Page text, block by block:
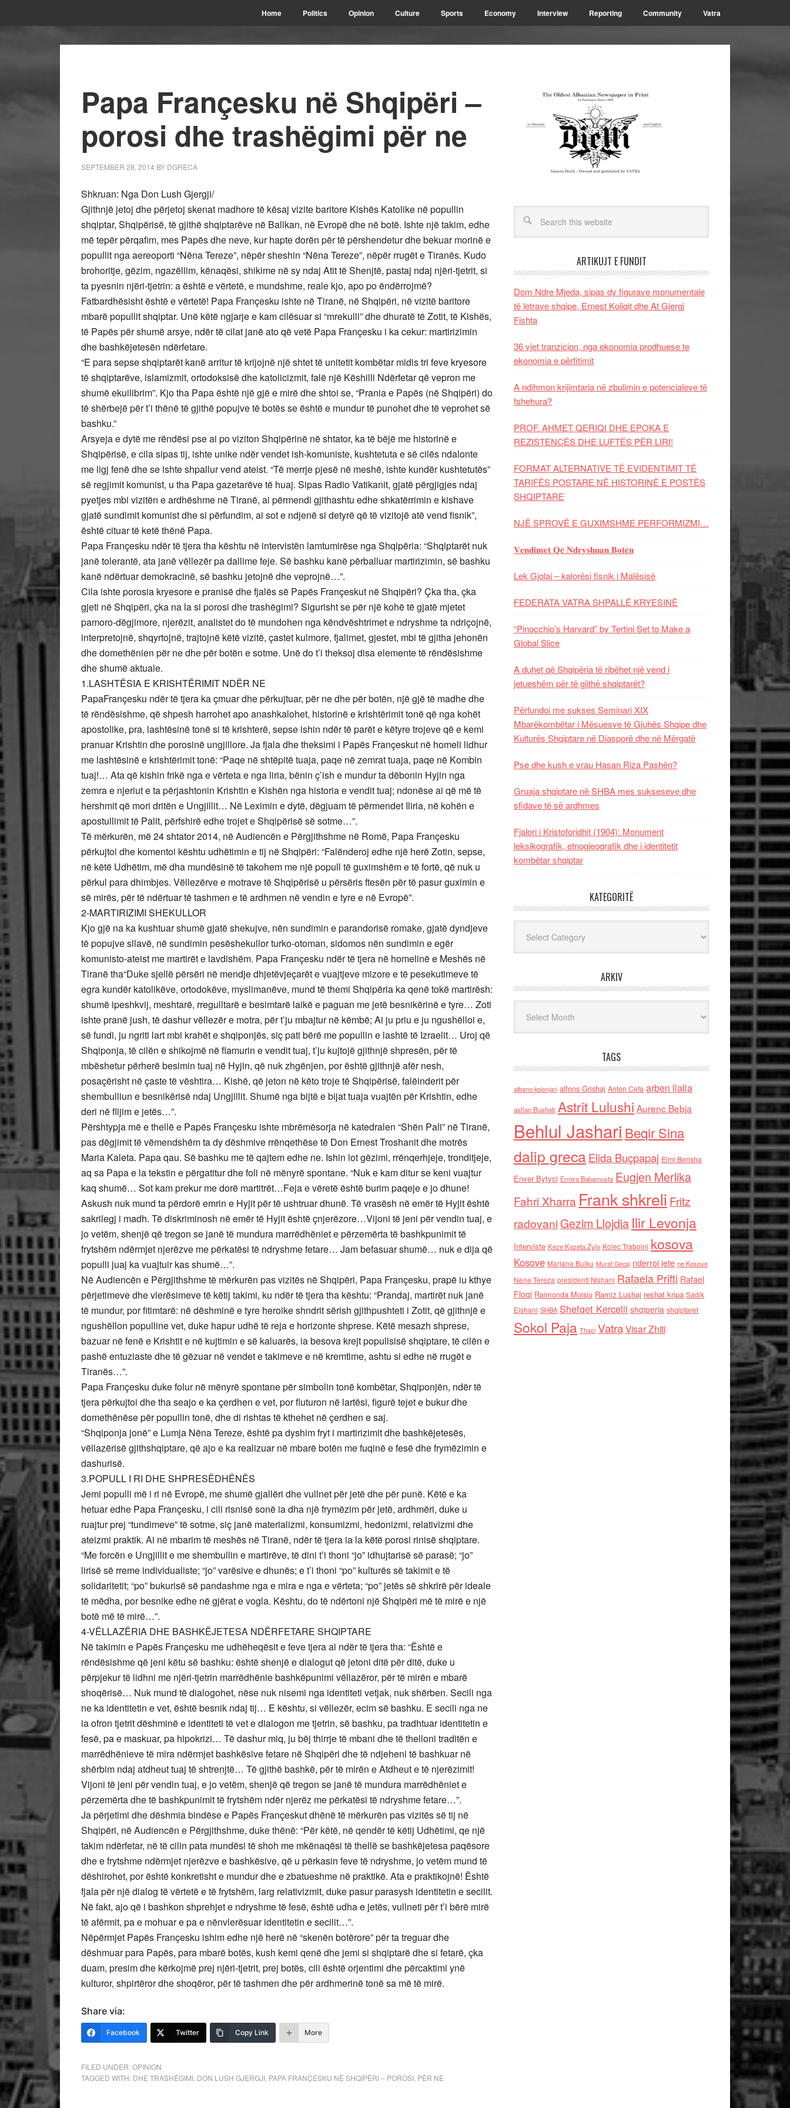
Home Politics Opinion Culture Sports Economy Interview Reporting Community Vatra
Papa Françesku në Shqipëri –
porosi dhe trashëgimi për ne
SEPTEMBER 28, 2014 BY DGRECA
Shkruan: Nga Don Lush Gjergji/
Gjithnjë jetoj dhe përjetoj skenat madhore të kësaj vizite baritore Kishës Katolike në popullin
shqiptar, Shqipërisë, të gjithë shqiptarëve në Ballkan, në Evropë dhe në botë. Ishte një takim, edhe
më tepër përqafim, mes Papës dhe neve, kur hapte dorën për të përshendetur dhe bekuar morinë e
popullit nga aereoporti “Nëna Tereze”, nëpër sheshin “Nëna Tereze”, nëpër rrugët e Tiranës. Kudo
brohoritje, gëzim, ngazëllim, kënaqësi, shikime në sy ndaj Atit të Shenjtë, pastaj ndaj njëri-tjetrit, si
ta pyesnin njëri-tjetrin: a është e vërtetë, e mundshme, reale kjo, apo po ëndërrojmë?
Fatbardhësisht është e vërtetë! Papa Françesku ishte në Tiranë, në Shqipëri, në vizitë baritore
mbarë popullit shqiptar. Unë këtë ngjarje e kam cilësuar si “mrekulli” dhe dhuratë të Zotit, të Kishës,
të Papës për shumë arsye, ndër të cilat janë ato që vetë Papa Françesku i ka cekur: martirizimin
dhe bashkëjetesën ndërfetare.
“E para sepse shqiptarët kanë arritur të krijojnë një shtet të unitetit kombëtar midis tri feve kryesore
të shqiptarëve, islamizmit, ortodoksisë dhe katolicizmit, falë një Këshilli Ndërfetar që vepron me
shumë ekuilibrim”. Kjo tha Papa është një gjë e mirë dhe shtoi se, “Prania e Papës (në Shqipëri) do
të shërbejë për t’i thënë të gjithë popujve të botës se është e mundur të punohet dhe të veprohet së
bashku.”
Arsyeja e dytë me rëndësi pse ai po viziton Shqipërinë në shtator, ka të bëjë me historinë e
Shqipërisë, e cila sipas tij, ishte unike ndër vendet ish-komuniste, kushtetuta e së cilës ndalonte
me ligj fenë dhe se ishte shpallur vend ateist. “Të merrje pjesë në meshë, ishte kundër kushtetutës”
së regjimit komunist, u tha Papa gazetarëve të huaj. Sipas Radio Vatikanit, gjatë përgjigjes ndaj
pyetjes mbi vizitën e ardhëshme në Tiranë, ai përmendi gjithashtu edhe shkatërrimin e kishave
gjatë sundimit komunist dhe si përfundim, ai sot e ndjenë si detyrë që të vizitojë atë vend fisnik”,
është cituar të ketë thënë Papa.
Papa Françesku ndër të tjera tha kështu në intervistën lamtumirëse nga Shqipëria: “Shqiptarët nuk
janë tolerantë, ata janë vëllezër pa dallime feje. Së bashku kanë përballuar martirizimin, së bashku
kanë ndërtuar demokracinë, së bashku jetojnë dhe veprojnë…”.
Cila ishte porosia kryesore e pranisë dhe fjalës së Papës Françeskut në Shqipëri? Çka tha, çka
gjeti në Shqipëri, çka na la si porosi dhe trashëgimi? Sigurisht se për një kohë të gjatë mjetet
pamoro-dëgjimore, njerëzit, analistet do të mundohen nga këndvështrimet e ndryshme ta ndriçojnë,
interpretojnë, shqyrtojnë, trajtojnë këtë vizitë, çastet kulmore, fjalimet, gjestet, mbi të gjitha jehonën
dhe domethënien për ne dhe për botën e sotme. Unë do t’i theksoj disa elemente të rëndësishme
dhe shumë aktuale.
1.LASHTËSIA E KRISHTËRIMIT NDËR NE
PapaFrançesku ndër të tjera ka çmuar dhe përkujtuar, për ne dhe për botën, një gjë të madhe dhe
të rëndësishme, që shpesh harrohet apo anashkalohet, historinë e krishtërimit tonë që nga kohët
apostolike, pra, lashtësinë tonë si të krishterë, sepse ishin ndër të parët e këtyre trojeve që e kemi
pranuar Krishtin dhe porosinë ungjillore. Ja fjala dhe theksimi i Papës Françeskut në homeli lidhur
me lashtësinë e krishtërimit tonë: “Paqe në shtëpitë tuaja, paqe në zemrat tuaja, paqe në Kombin
tuaj!… Ata që kishin frikë nga e vërteta e nga liria, bënin ç’ish e mundur ta dëbonin Hyjin nga
zemra e njeriut e ta përjashtonin Krishtin e Kishën nga historia e vendit tuaj; ndonëse ai që më të
hershmit që mori dritën e Ungjillit… Në Leximin e dytë, dëgjuam të përmendet Iliria, në kohën e
apostullimit të Palit, përfshirë edhe trojet e Shqipërisë së sotme…”.
Të mërkurën, më 24 shtator 2014, në Audiencën e Përgjithshme në Romë, Papa Françesku
përkujtoi dhe komentoi kështu udhëtimin e tij në Shqipëri: “Falënderoj edhe një herë Zotin, sepse,
në këtë Udhëtim, më dha mundësinë të takohem me një popull të guximshëm e të fortë, që nuk u
përkul para dhimbjes. Vëllezërve e motrave të Shqipërisë u përsëris ftesën për të pasur guximin e
së mirës, për të ndërtuar të tashmen e të ardhmen në vendin e tyre e në Evropë”.
2-MARTIRIZIMI SHEKULLOR
Kjo gjë na ka kushtuar shumë gjatë shekujve, nën sundimin e parandorisë romake, gjatë dyndjeve
të popujve sllavë, në sundimin pesëshekullor turko-otoman, sidomos nën sundimin e egër
komunisto-ateist me martirët e lavdishëm. Papa Françesku ndër të tjera në homelinë e Meshës në
Tiranë tha“Duke sjellë përsëri në mendje dhjetëvjeçarët e vuajtjeve mizore e të pesekutimeve të
egra kundër katolikëve, ortodokëve, myslimanëve, mund të themi Shqipëria ka qenë tokë martirësh:
shumë ipeshkvij, meshtarë, rregulltarë e besimtarë laikë e paguan me jetë besnikërinë e tyre… Zoti
ishte pranë jush, të dashur vëllezër e motra, për t’ju mbajtur në këmbë; Ai ju priu e ju ngushëlloi e,
së fundi, ju ngriti lart mbi krahët e shqiponjës, siç pati bërë me popullin e lashtë të Izraelit… Uroj që
Shqiponja, të cilën e shikojmë në flamurin e vendit tuaj, t’ju kujtojë gjithnjë shpresën, për të
mbëshetur përherë besimin tuaj në Hyjin, që nuk zhgënjen, por është gjithnjë afër nesh,
posaçërisht në çaste të vështira… Kishë, që jeton në këto troje të Shqipërisë, falëinderit për
shembulliun e besnikërisë ndaj Ungjillit. Shumë nga bijtë e bijat tuaja vuajtën për Krishtin, edhe
deri në flijim e jetës…”.
Përshtypja më e thellë e Papës Françesku ishte mbrëmësorja në katedralen “Shën Pali” në Tiranë,
pas dëgjimit të vëmendshëm ta dy dëshmive rrënqethëse të Don Ernest Troshanit dhe motrës
Maria Kaleta. Papa qau. Së bashku me të qajtem edhe ne. Ishin lot gëzimi, rrënqerhjeje, tronditjeje,
aq sa Papa e la tekstin e përgatitur dhe foli në mënyrë spontane. “Nuk e kam ditur se keni vuajtur
kaq shumë… Sot kam prekur me dorë martitrët…Feja e vëretë është burim paqeje e jo dhune!
Askush nuk mund ta përdorë emrin e Hyjit për të ushtruar dhunë. Të vrasësh në emër të Hyjit është
sakrilegj i madh. Të diskriminosh në emër të Hyjit është çnjerëzore…Vijoni të jeni për vendin tuaj, e
jo vetëm, shenjë që tregon se janë të mundura marrëdhëniet e përzemërta të bashkpunimit të
frytshëm ndërmjet njerëzve me përkatësi të ndryshme fetare… Jam befasuar shumë… nuk e dija që
populli juaj ka vuajtuir kas shumë…”.
Në Audiencën e Përgjithshme të mërkurën pas vizitës në Shqipëri, Papa Françesku, prapë iu kthye
përjetimeve dhe vlerësimeve të këtij takimi, ku ndër të tjera tha kështu: “Prandaj, martirët nuk janë
të mundur, por fitimtarë: në dëshminë e tyre heroike shndrit sërish gjithpushteti i Zotit, që gjithnjë e
ngushëllon populline vet, duke hapur udhë të reja e horizonte shprese. Këtë mesazh shprese,
bazuar në fenë e Krishtit e në kujtimin e së kaluarës, ia besova krejt popullsisë shqiptare, të cilën e
pashë entuziaste dhe të gëzuar në vendet e takimeve e në kremtime, ashtu si edhe në rrugët e
Tiranës…”.
Papa Françesku duke folur në mënyrë spontane për simbolin tonë kombëtar, Shqiponjën, ndër të
tjera përkujtoi dhe tha seajo e ka çerdhen e vet, por fluturon në lartësi, figurë tejet e bukur dhe
domethënëse për popullin tonë, dhe di rishtas të kthehet në çerdhen e saj.
“Shqiponja jonë” e Lumja Nëna Tereze, është pa dyshim fryt i martirizimit dhe bashkëjetesës,
vëllazërisë gjithshqiptare, që ajo e ka realizuar në mbarë botën me fuqinë e fesë dhe frymëzimin e
dashurisë.
3.POPULL I RI DHE SHPRESËDHËNËS
Jemi populli më i ri në Evropë, me shumë gjallëri dhe vullnet për jetë dhe për punë. Këtë e ka
hetuar edhe Papa Françesku, i cili risnisë sonë ia dha një frymëzim për jetë, ardhmëri, duke u
ruajtur prej “tundimeve” të sotme, siç janë materializmi, konsumizmi, hedonizmi, relativizmi dhe
ateizmi praktik. Ai në mbarim të meshës në Tiranë, ndër të tjera ia la këtë porosi rinisë shqiptare.
“Me forcën e Ungjillit e me shembullin e martirëve, të dini t’i thoni “jo” idhujtarisë së parasë; “jo”
lirisë së rreme individualiste; “jo” varësive e dhunës; e t’i thoni “po” kulturës së takimit e të
solidaritetit; “po” bukurisë së pandashme nga e mira e nga e vërteta; “po” jetës së shkrirë për ideale
të mëdha, por besnike edhe në gjërat e vogla. Kështu, do të ndërtoni një Shqipëri më të mirë e një
botë më të mirë…”.
4-VËLLAZËRIA DHE BASHKËJETESA NDËRFETARE SHQIPTARE
Në takimin e Papës Françesku me udhëheqësit e feve tjera ai ndër të tjera tha: “Është e
rëndësishme që jeni këtu së bashku: është shenjë e dialogut që jetoni ditë për ditë, duke u
përpjekur të lidhni me njëri-tjetrin marrëdhënie bashkëpunimi vëllazëror, për të mirën e mbarë
shoqërisë… Nuk mund të dialogohet, nëse nuk nisemi nga identiteti vetjak, nuk shërben. Secili nga
ne ka identitetin e vet, është besnik ndaj tij… E kështu, si vëllezër, ecim së bashku. E secili nga ne
ia ofron tjetrit dëshminë e identiteti të vet e dialogon me tjetrin, së bashku, pa tradhtuar identitetin e
fesë, pa e maskuar, pa hipokrizi… Të dashur miq, ju bëj thirrje të mbani dhe të thelloni traditën e
marrëdhënieve të mira ndërmjet bashkësive fetare në Shqipëri dhe të ndjeheni të bashkuar në
shërbim ndaj atdheut tuaj të shtrenjtë… Të gjithë bashkë, për të mirën e Atdheut e të njerëzimit!
Vijoni të jeni për vendin tuaj, e jo vetëm, shenjë që tregon se janë të mundura marrëdhëniet e
përzemërta dhe të bashkpunimit të frytshëm ndër njerëz me përkatësi të ndryshme fetare…”.
Ja përjetimi dhe dëshmia bindëse e Papës Françeskut dhënë të mërkurën pas vizitës së tij në
Shqipëri, në Audiencën e Përgjithshme, duke thënë: “Për këtë, në qendër të këtij Udhëtimi, qe një
takim ndërfetar, në të cilin pata mundësi të shoh me mkënaqësi të thellë se bashkëjetesa paqësore
dhe e frytshme ndërmjet njerëzve e bashkësive, që u përkasin feve të ndryshme, jo vetëm mund të
dëshirohet, por është konkretisht e mundur dhe e zbatueshme në praktikë. Ata e praktikojnë! Është
fjala për një dialog të vërtetë e të frytshëm, larg relativizmit, duke pasur parasysh identitetin e secilit.
Në fakt, ajo që i bashkon shprehjet e ndryshme të fesë, është udha e jetës, vullneti për t’i bërë mirë
të afërmit, pa e mohuar e pa e nënvlerësuar identitetin e secilit…”.
Nëpërmjet Papës Françesku ishim edhe një herë në “skenën botërore” për ta treguar dhe
dëshmuar para Papës, para mbarë botës, kush kemi qenë dhe jemi si shqiptarë dhe si fetarë, çka
duam, presim dhe kërkojmë prej njëri-tjetrit, prej botës, cili është orjentimi dhe përcaktimi ynë
kulturor, shpirtëror dhe shoqëror, për të tashmen dhe për ardhmerinë tonë sa më të mirë.
Share via:
Facebook Twitter Copy Link More
FILED UNDER:OPINION
TAGGED WITH: DHE TRASHËGIMI DON LUSH GJERGJI PAPA FRANÇESKU NË SHQIPËRI – POROSI PËR NE
ARTIKUJT E FUNDIT
Dom Ndre Mjeda, sipas dy figurave monumentale
të letrave shqipe, Ernest Koliqit dhe At Gjergj
Fishta
36 vjet tranzicion, nga ekonomia prodhuese te
ekonomia e përfitimit
A ndihmon krijimtaria në zbulimin e potencialeve të
fshehura?
PROF. AHMET QERIQI DHE EPOKA E
REZISTENCЁS DHE LUFTЁS PЁR LIRI!
FORMAT ALTERNATIVE TË EVIDENTIMIT TË
TARIFËS POSTARE NË HISTORINË E POSTËS
SHQIPTARE
NJË SPROVË E GUXIMSHME PERFORMIZMI…
𝐕𝐞𝐧𝐝𝐢𝐦𝐞𝐭 𝐐𝐞̈ 𝐍𝐝𝐫𝐲𝐬𝐡𝐮𝐚𝐧 𝐁𝐨𝐭𝐞̈𝐧
Lek Gjolaj – kalorësi fisnik i Malësisë
FEDERATA VATRA SHPALLË KRYESINË
“Pinocchio’s Harvard” by Tertini Set to Make a
Global Slice
A duhet që Shqipëria të ribëhet një vend i
jetueshëm për të gjithë shqiptarët?
Përfundoi me sukses Seminari XIX
Mbarëkombëtar i Mësuesve të Gjuhës Shqipe dhe
Kulturës Shqiptare në Diasporë dhe në Mërgatë
Pse dhe kush e vrau Hasan Riza Pashën?
Gruaja shqiptare në SHBA mes sukseseve dhe
sfidave të së ardhmes
Fjalori i Kristoforidhit (1904): Monument
leksikografik, etnogjeografik dhe i identitetit
kombëtar shqiptar
KATEGORITË
ARKIV
TAGS
albano kolonjari alfons Grishaj Anton Cefa arben llalla
asllan Bushati Astrit Lulushi Aurenc Bebja
Behlul Jashari Beqir Sina
dalip grecaElida Buçpapaj Elmi Berisha
Enver Bytyci Ermira Babamusta Eugjen Merlika
Fahri Xharra Frank shkreli Fritz
radovaniGezim Llojdia Ilir Levonja
Interviste Keze Kozeta Zylo Kolec Traboini kosova
Kosove Marjana Bulku Murat Gecaj nderroi jete ne Kosove
Nene Tereza presidenti Nishani Rafaela Prifti Rafael
Floqi Raimonda Moisiu Ramiz Lushaj reshat kripa Sadik
Elshani SHBA Shefqet Kercelli shqiperia shqiptaret
Sokol Paja Thaci VatraVisar Zhiti